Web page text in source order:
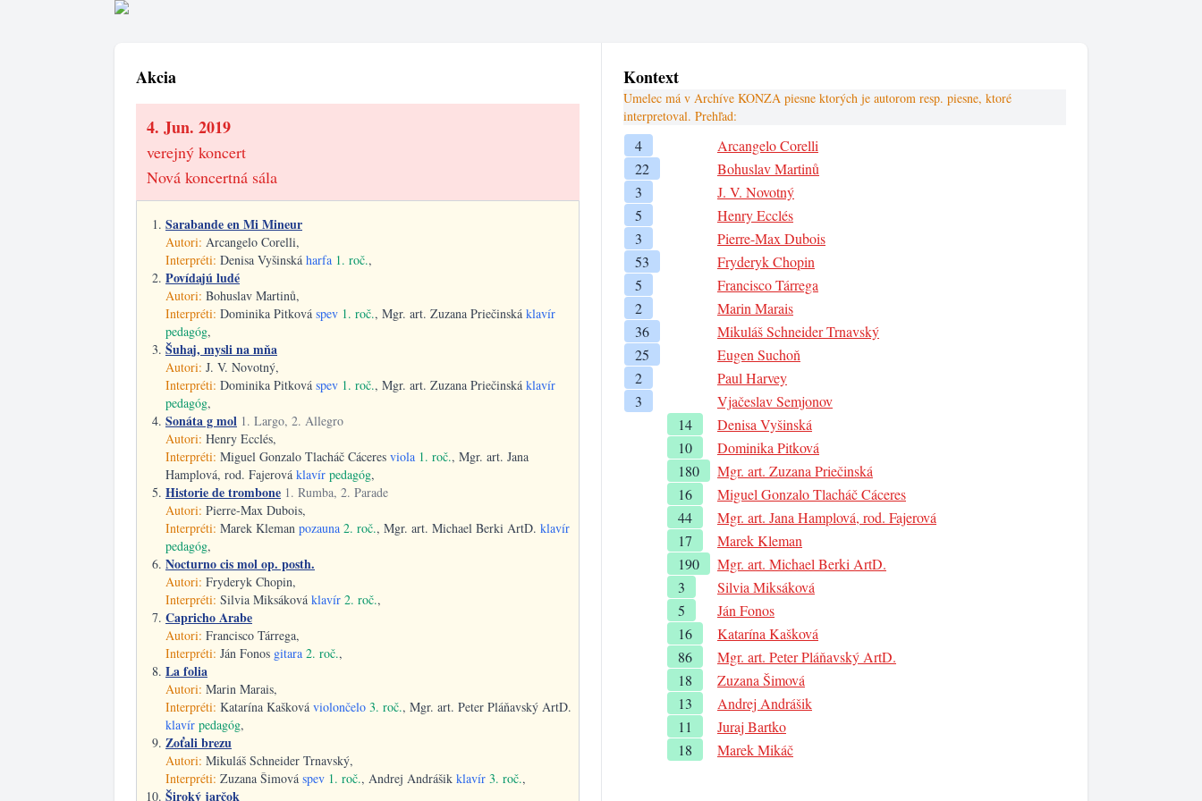
Akcia
4. Jun. 2019
verejný koncert
Nová koncertná sála
Sarabande en Mi Mineur
Autori: Arcangelo Corelli,
Interpréti: Denisa Vyšinská harfa 1. roč.,
Povídajú ludé
Autori: Bohuslav Martinů,
Interpréti: Dominika Pitková spev 1. roč., Mgr. art. Zuzana Priečinská klavír
pedagóg,
Šuhaj, mysli na mňa
Autori: J. V. Novotný,
Interpréti: Dominika Pitková spev 1. roč., Mgr. art. Zuzana Priečinská klavír
pedagóg,
Sonáta g mol 1. Largo, 2. Allegro
Autori: Henry Ecclés,
Interpréti: Miguel Gonzalo Tlacháč Cáceres viola 1. roč., Mgr. art. Jana
Hamplová, rod. Fajerová klavír pedagóg,
Historie de trombone 1. Rumba, 2. Parade
Autori: Pierre-Max Dubois,
Interpréti: Marek Kleman pozauna 2. roč., Mgr. art. Michael Berki ArtD. klavír
pedagóg,
Nocturno cis mol op. posth.
Autori: Fryderyk Chopin,
Interpréti: Silvia Miksáková klavír 2. roč.,
Capricho Arabe
Autori: Francisco Tárrega,
Interpréti: Ján Fonos gitara 2. roč.,
La folia
Autori: Marin Marais,
Interpréti: Katarína Kašková violončelo 3. roč., Mgr. art. Peter Pláňavský ArtD.
klavír pedagóg,
Zoťali brezu
Autori: Mikuláš Schneider Trnavský,
Interpréti: Zuzana Šimová spev 1. roč., Andrej Andrášik klavír 3. roč.,
Široký jarčok
Kontext
Umelec má v Archíve KONZA piesne ktorých je autorom resp. piesne, ktoré
interpretoval. Prehľad:
4
Arcangelo Corelli
22
Bohuslav Martinů
3
J. V. Novotný
5
Henry Ecclés
3
Pierre-Max Dubois
53
Fryderyk Chopin
5
Francisco Tárrega
2
Marin Marais
36
Mikuláš Schneider Trnavský
25
Eugen Suchoň
2
Paul Harvey
3
Vjačeslav Semjonov
14
Denisa Vyšinská
10
Dominika Pitková
180
Mgr. art. Zuzana Priečinská
16
Miguel Gonzalo Tlacháč Cáceres
44
Mgr. art. Jana Hamplová, rod. Fajerová
17
Marek Kleman
190
Mgr. art. Michael Berki ArtD.
3
Silvia Miksáková
5
Ján Fonos
16
Katarína Kašková
86
Mgr. art. Peter Pláňavský ArtD.
18
Zuzana Šimová
13
Andrej Andrášik
11
Juraj Bartko
18
Marek Mikáč